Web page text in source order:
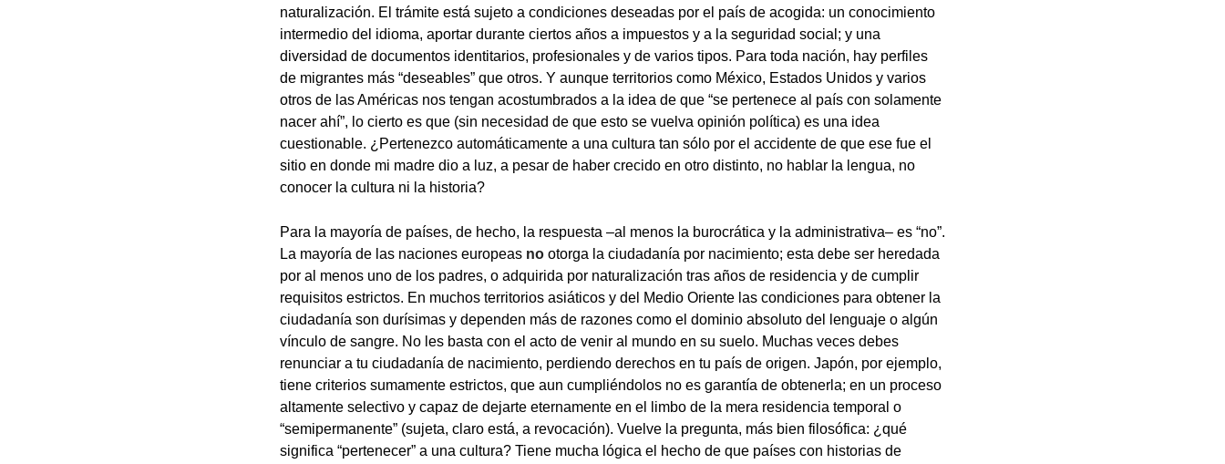
naturalización. El trámite está sujeto a condiciones deseadas por el país de acogida: un conocimiento
intermedio del idioma, aportar durante ciertos años a impuestos y a la seguridad social; y una
diversidad de documentos identitarios, profesionales y de varios tipos. Para toda nación, hay perfiles
de migrantes más “deseables” que otros. Y aunque territorios como México, Estados Unidos y varios
otros de las Américas nos tengan acostumbrados a la idea de que “se pertenece al país con solamente
nacer ahí”, lo cierto es que (sin necesidad de que esto se vuelva opinión política) es una idea
cuestionable. ¿Pertenezco automáticamente a una cultura tan sólo por el accidente de que ese fue el
sitio en donde mi madre dio a luz, a pesar de haber crecido en otro distinto, no hablar la lengua, no
conocer la cultura ni la historia?
Para la mayoría de países, de hecho, la respuesta –al menos la burocrática y la administrativa– es “no”.
La mayoría de las naciones europeas no otorga la ciudadanía por nacimiento; esta debe ser heredada
por al menos uno de los padres, o adquirida por naturalización tras años de residencia y de cumplir
requisitos estrictos. En muchos territorios asiáticos y del Medio Oriente las condiciones para obtener la
ciudadanía son durísimas y dependen más de razones como el dominio absoluto del lenguaje o algún
vínculo de sangre. No les basta con el acto de venir al mundo en su suelo. Muchas veces debes
renunciar a tu ciudadanía de nacimiento, perdiendo derechos en tu país de origen. Japón, por ejemplo,
tiene criterios sumamente estrictos, que aun cumpliéndolos no es garantía de obtenerla; en un proceso
altamente selectivo y capaz de dejarte eternamente en el limbo de la mera residencia temporal o
“semipermanente” (sujeta, claro está, a revocación). Vuelve la pregunta, más bien filosófica: ¿qué
significa “pertenecer” a una cultura? Tiene mucha lógica el hecho de que países con historias de